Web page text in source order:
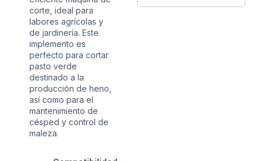
corte, ideal para
labores agrícolas y
de jardinería. Este
implemento es
perfecto para cortar
pasto verde
destinado a la
producción de heno,
así como para el
mantenimiento de
césped y control de
maleza.